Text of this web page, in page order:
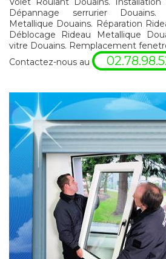
Dépannage serrurier Douains.
Metallique Douains. Réparation
Déblocage Rideau Metallique
vitre Douains. Remplacement
Contactez-nous au